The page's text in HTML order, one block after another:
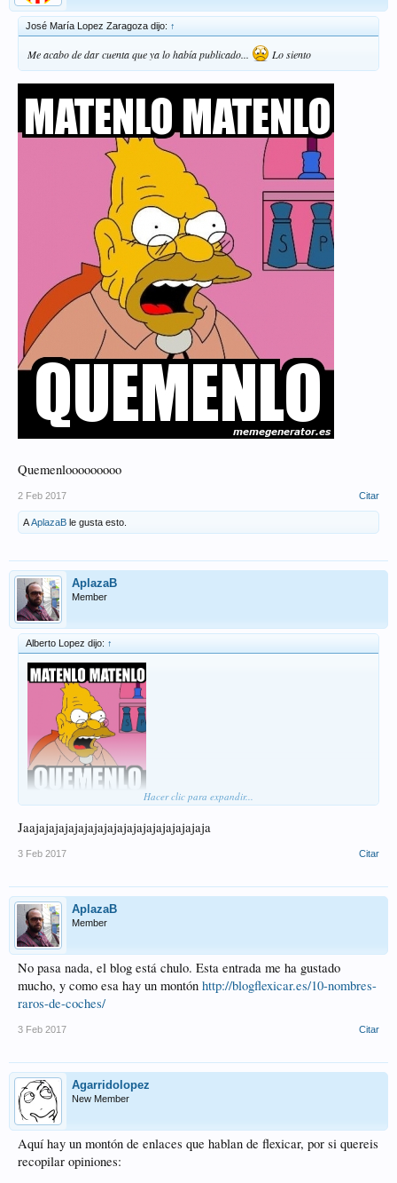
José María Lopez Zaragoza dijo: ↑
Me acabo de dar cuenta que ya lo había publicado... Lo siento
Quemenlooooooooo
2 Feb 2017 Citar
AAplazaB le gusta esto.
AplazaB
Member
Alberto Lopez dijo: ↑
Quemenlooooooooo
Hacer clic para expandir...
Jaajajajajajajajajajajajajajajajajajaja
3 Feb 2017 Citar
AplazaB
Member
No pasa nada, el blog está chulo. Esta entrada me ha gustado
mucho, y como esa hay un montón http://blogflexicar.es/10-nombres-
raros-de-coches/
3 Feb 2017 Citar
Agarridolopez
New Member
Aquí hay un montón de enlaces que hablan de flexicar, por si quereis
recopilar opiniones: